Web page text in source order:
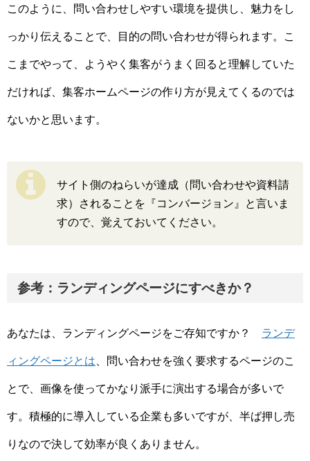
このように、問い合わせしやすい環境を提供し、魅力をし
っかり伝えることで、目的の問い合わせが得られます。こ
こまでやって、ようやく集客がうまく回ると理解していた
だければ、集客ホームページの作り方が見えてくるのでは
ないかと思います。
サイト側のねらいが達成（問い合わせや資料請
求）されることを『コンバージョン』と言いま
すので、覚えておいてください。
参考：ランディングページにすべきか？
あなたは、ランディングページをご存知ですか？ ランデ
ィングページとは、問い合わせを強く要求するページのこ
とで、画像を使ってかなり派手に演出する場合が多いで
す。積極的に導入している企業も多いですが、半ば押し売
りなので決して効率が良くありません。